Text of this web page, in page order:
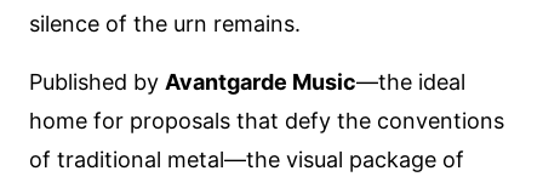
silence of the urn remains.
Published by Avantgarde Music—the ideal
home for proposals that defy the conventions
of traditional metal—the visual package of